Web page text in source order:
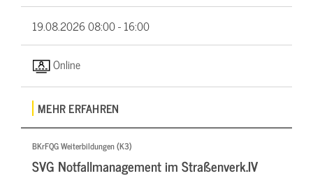
19.08.202608:00 - 16:00
Online
MEHR ERFAHREN
BKrFQG Weiterbildungen (K3)
SVG Notfallmanagement im Straßenverk.IV